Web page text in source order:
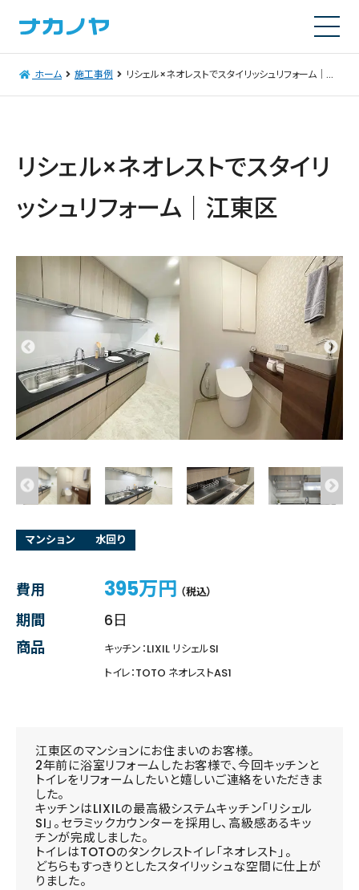
ホーム 施工事例 リシェル×ネオレストでスタイリッシュリフォーム｜江東区
リシェル×ネオレストでスタイリ
ッシュリフォーム｜江東区
マンション 水回り
費用 395万円 （税込）
期間
6日
商品
キッチン：LIXIL リシェルSI
トイレ：TOTO ネオレストAS1
江東区のマンションにお住まいのお客様。
2年前に浴室リフォームしたお客様で、今回キッチンと
トイレをリフォームしたいと嬉しいご連絡をいただきま
した。
キッチンはLIXILの最高級システムキッチン「リシェル
SI」。セラミックカウンターを採用し、高級感あるキッ
チンが完成しました。
トイレはTOTOのタンクレストイレ「ネオレスト」。
どちらもすっきりとしたスタイリッシュな空間に仕上が
りました。